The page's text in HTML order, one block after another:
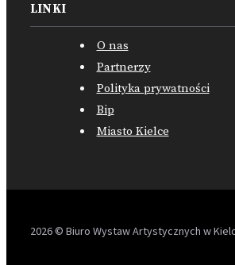
LINKI
O nas
Partnerzy
Polityka prywatności
Bip
Miasto Kielce
2026 © Biuro Wystaw Artystycznych w